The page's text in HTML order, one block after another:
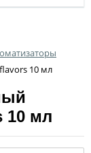
10 мл
10 мл